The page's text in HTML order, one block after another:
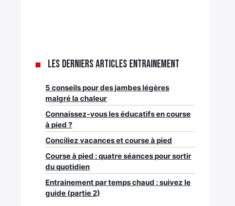
Les derniers articles Entrainement
5 conseils pour des jambes légères
malgré la chaleur
Connaissez-vous les éducatifs en course
à pied ?
Conciliez vacances et course à pied
Course à pied : quatre séances pour sortir
du quotidien
Entrainement par temps chaud : suivez le
guide (partie 2)